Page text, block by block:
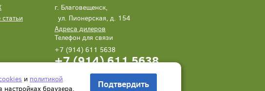
г. Благовещенск,
ул. Пионерская, д. 154
Адреса дилеров
Телефон для связи
+7 (914) 611 5638
+7 (914) 611 5638
Написать нам Заказать звонок
и политикой
настройках браузера. Подтвердить